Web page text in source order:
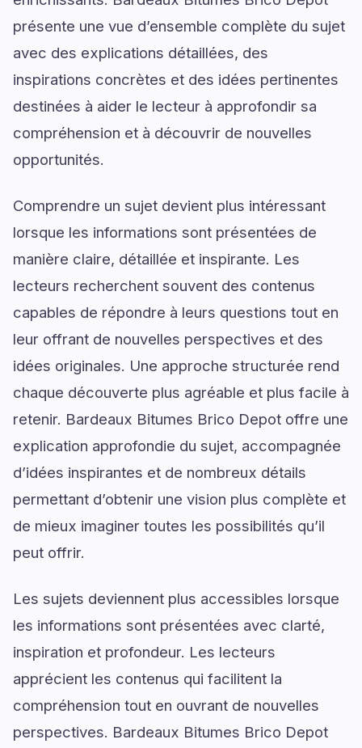
présente une vue d’ensemble complète du sujet
avec des explications détaillées, des
inspirations concrètes et des idées pertinentes
destinées à aider le lecteur à approfondir sa
compréhension et à découvrir de nouvelles
opportunités.
Comprendre un sujet devient plus intéressant
lorsque les informations sont présentées de
manière claire, détaillée et inspirante. Les
lecteurs recherchent souvent des contenus
capables de répondre à leurs questions tout en
leur offrant de nouvelles perspectives et des
idées originales. Une approche structurée rend
chaque découverte plus agréable et plus facile à
retenir. Bardeaux Bitumes Brico Depot offre une
explication approfondie du sujet, accompagnée
d’idées inspirantes et de nombreux détails
permettant d’obtenir une vision plus complète et
de mieux imaginer toutes les possibilités qu’il
peut offrir.
Les sujets deviennent plus accessibles lorsque
les informations sont présentées avec clarté,
inspiration et profondeur. Les lecteurs
apprécient les contenus qui facilitent la
compréhension tout en ouvrant de nouvelles
perspectives. Bardeaux Bitumes Brico Depot